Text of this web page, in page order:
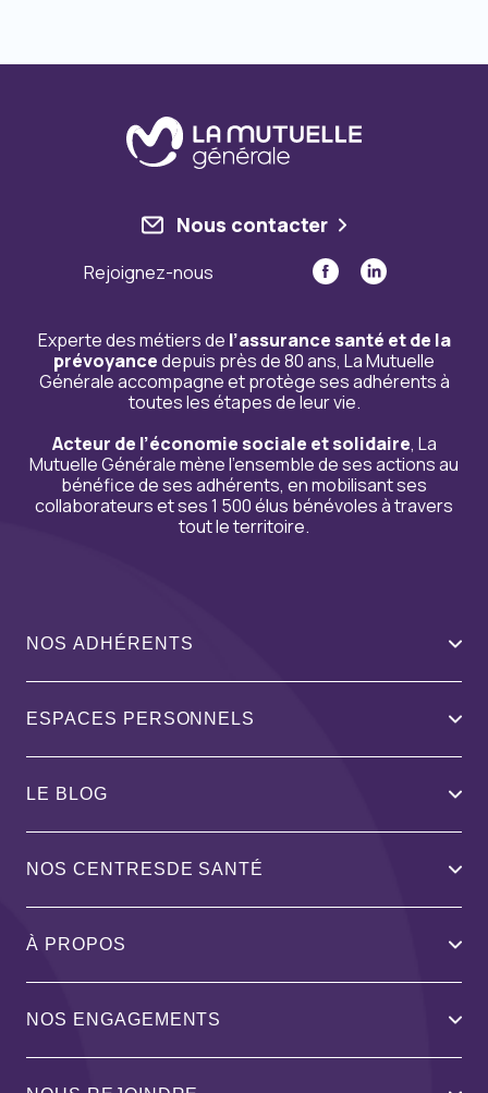
Nous contacter
Rejoignez-nous
Experte des métiers de l’assurance santé et de la
prévoyancedepuis près de 80 ans, La Mutuelle
Générale accompagne et protège ses adhérents à
toutes les étapes de leur vie.
Acteur de l’économie sociale et solidaire, La
Mutuelle Générale mène l’ensemble de ses actions au
bénéfice de ses adhérents, en mobilisant ses
collaborateurs et ses 1 500 élus bénévoles à travers
tout le territoire.
NOS ADHÉRENTS
ESPACES PERSONNELS
LE BLOG
NOS CENTRESDE SANTÉ
À PROPOS
NOS ENGAGEMENTS